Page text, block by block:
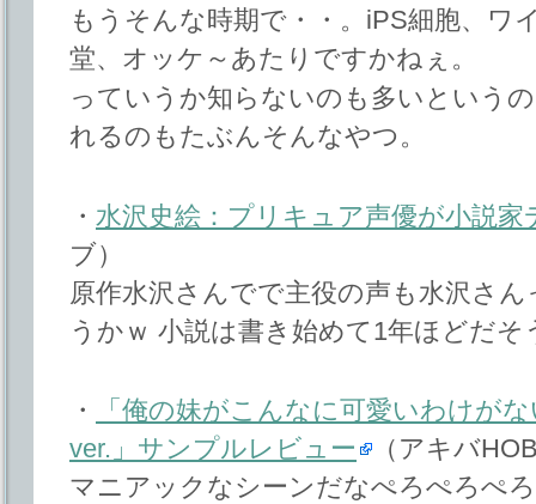
もうそんな時期で・・。iPS細胞、ワ
堂、オッケ～あたりですかねぇ。
っていうか知らないのも多いという
れるのもたぶんそんなやつ。
・ 水沢史絵：プリキュア声優が小説家
ブ）
原作水沢さんでで主役の声も水沢さ
うかｗ 小説は書き始めて1年ほどだそ
・
「俺の妹がこんなに可愛いわけが
ver.」サンプルレビュー
（アキバ
マニアックなシーンだなぺろぺろぺ